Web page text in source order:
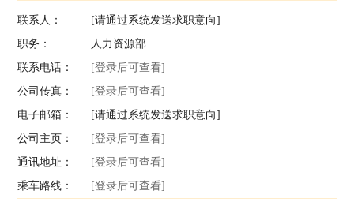
联系人：
[请通过系统发送求职意向]
职务：
人力资源部
联系电话：
[登录后可查看]
公司传真：
[登录后可查看]
电子邮箱：
[请通过系统发送求职意向]
公司主页：
[登录后可查看]
通讯地址：
[登录后可查看]
乘车路线：
[登录后可查看]